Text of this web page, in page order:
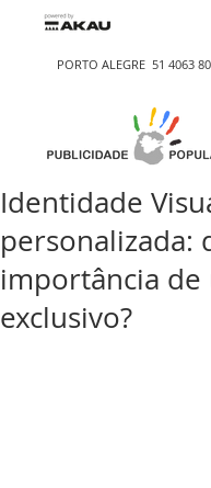
PORTO ALEGRE 51 4063
Identidade
personalizada:
importância de
exclusivo?